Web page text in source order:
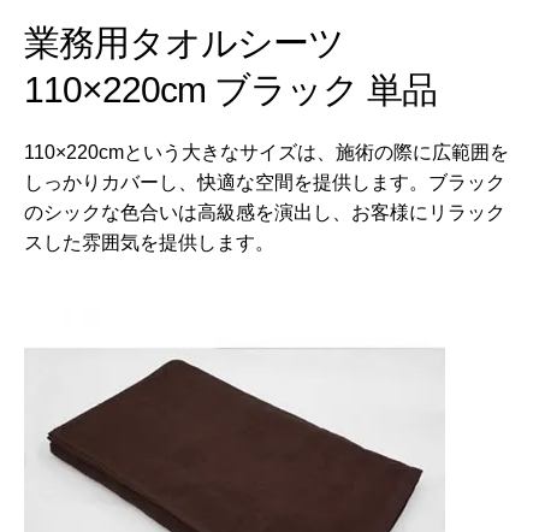
業務用タオルシーツ
110×220cm ブラック 単品
110×220cmという大きなサイズは、施術の際に広範囲を
しっかりカバーし、快適な空間を提供します。ブラック
のシックな色合いは高級感を演出し、お客様にリラック
スした雰囲気を提供します。